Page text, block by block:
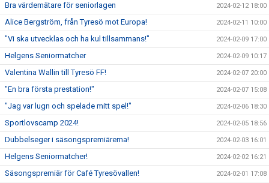
Bra värdemätare för seniorlagen 2024-02-12 18:00
Alice Bergström, från Tyresö mot Europa! 2024-02-11 10:00
"Vi ska utvecklas och ha kul tillsammans!" 2024-02-09 17:00
Helgens Seniormatcher 2024-02-09 10:17
Valentina Wallin till Tyresö FF! 2024-02-07 20:00
"En bra första prestation!" 2024-02-07 15:08
"Jag var lugn och spelade mitt spel!" 2024-02-06 18:30
Sportlovscamp 2024! 2024-02-05 18:56
Dubbelseger i säsongspremiärerna! 2024-02-03 16:01
Helgens Seniormatcher! 2024-02-02 16:21
Säsongspremiär för Café Tyresövallen! 2024-02-01 17:08